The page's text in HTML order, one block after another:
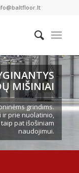
MIŠINIAI
grindims.
ir prie nuolatinio,
pat išošiniam
naudojimui.